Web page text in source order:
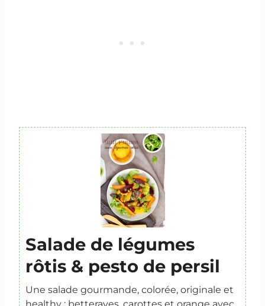
Salade de légumes
rôtis & pesto de persil
Une salade gourmande, colorée, originale et